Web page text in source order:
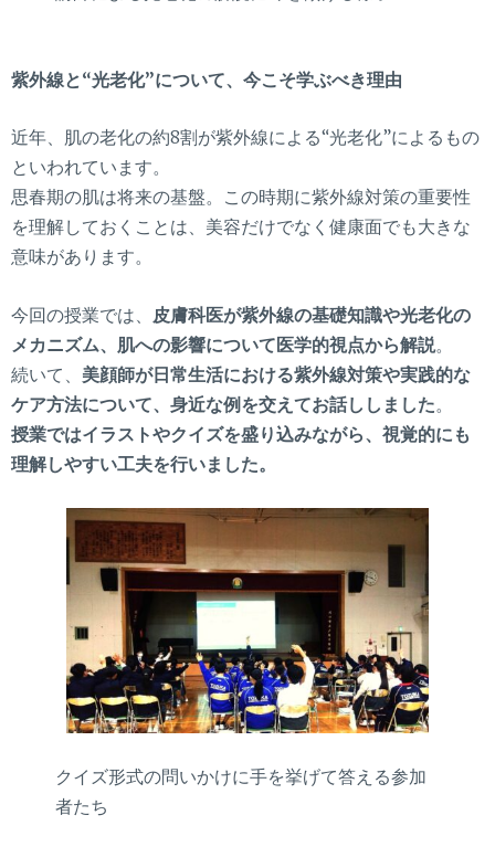
紫外線と“光老化”について、今こそ学ぶべき理由
近年、肌の老化の約8割が紫外線による“光老化”によるもの
といわれています。
思春期の肌は将来の基盤。この時期に紫外線対策の重要性
を理解しておくことは、美容だけでなく健康面でも大きな
意味があります。
今回の授業では、 皮膚科医が紫外線の基礎知識や光老化の
メカニズム、肌への影響について医学的視点から解説。
続いて、 美顔師が日常生活における紫外線対策や実践的な
ケア方法について、身近な例を交えてお話ししました。
授業ではイラストやクイズを盛り込みながら、視覚的にも
理解しやすい工夫を行いました。
クイズ形式の問いかけに手を挙げて答える参加
者たち